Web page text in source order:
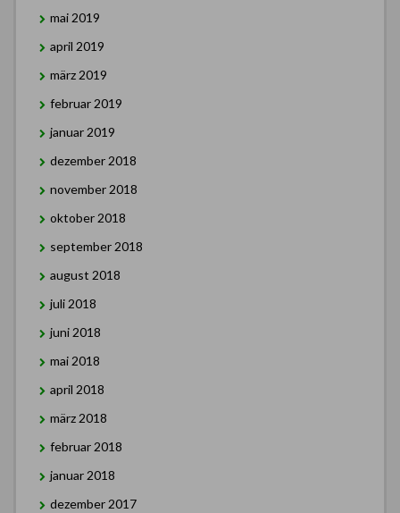
mai 2019
april 2019
märz 2019
februar 2019
januar 2019
dezember 2018
november 2018
oktober 2018
september 2018
august 2018
juli 2018
juni 2018
mai 2018
april 2018
märz 2018
februar 2018
januar 2018
dezember 2017